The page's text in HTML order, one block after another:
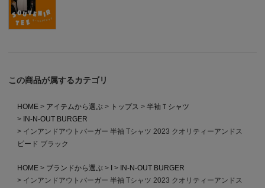
この商品が属するカテゴリ
HOME アイテムから選ぶ トップス
半袖Ｔシャツ
IN-N-OUT BURGER
インアンドアウトバーガー 半袖 Tシャツ 2023 クオリティーアンドス
ピード ブラック
HOME ブランドから選ぶ
IN-N-OUT BURGER
インアンドアウトバーガー 半袖 Tシャツ 2023 クオリティーアンドス